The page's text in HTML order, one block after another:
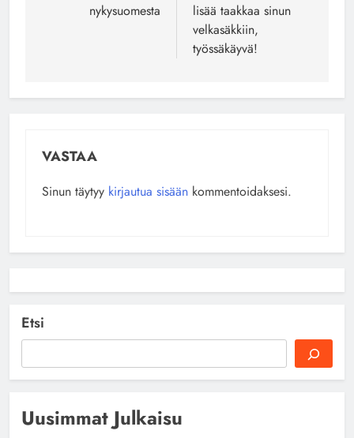
nykysuomesta
lisää taakkaa sinun
velkasäkkiin,
työssäkäyvä!
VASTAA
Sinun täytyy kirjautua sisään kommentoidaksesi.
Etsi
Uusimmat Julkaisu